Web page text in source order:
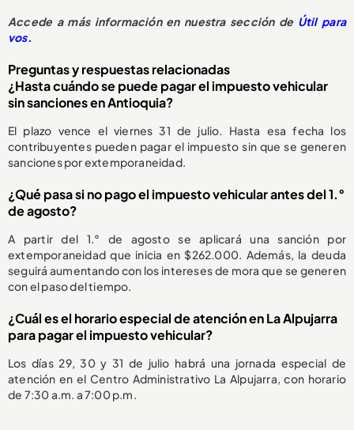
Accede a más información en nuestra sección de Útil para
vos.
Preguntas y respuestas relacionadas
¿Hasta cuándo se puede pagar el impuesto vehicular
sin sanciones en Antioquia?
El plazo vence el viernes 31 de julio. Hasta esa fecha los
contribuyentes pueden pagar el impuesto sin que se generen
sanciones por extemporaneidad.
¿Qué pasa si no pago el impuesto vehicular antes del 1.°
de agosto?
A partir del 1.° de agosto se aplicará una sanción por
extemporaneidad que inicia en $262.000. Además, la deuda
seguirá aumentando con los intereses de mora que se generen
con el paso del tiempo.
¿Cuál es el horario especial de atención en La Alpujarra
para pagar el impuesto vehicular?
Los días 29, 30 y 31 de julio habrá una jornada especial de
atención en el Centro Administrativo La Alpujarra, con horario
de 7:30 a.m. a 7:00 p.m.